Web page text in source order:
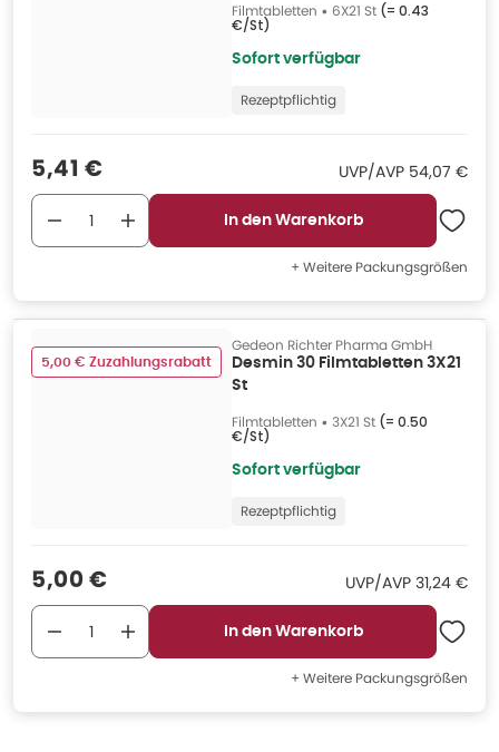
Filmtabletten • 6X21 St (= 0.43
€/St)
Sofort verfügbar
Rezeptpflichtig
Verkaufspreis
5,41 € UVP/AVP UVP/AVP
54,07 €
In den Warenkorb
+ Weitere Packungsgrößen
5,00 € Zuzahlungsrabatt
Gedeon Richter Pharma GmbH
Desmin 30 Filmtabletten 3X21
St
Filmtabletten • 3X21 St (= 0.50
€/St)
Sofort verfügbar
Rezeptpflichtig
Verkaufspreis
5,00 € UVP/AVP UVP/AVP
31,24 €
In den Warenkorb
+ Weitere Packungsgrößen